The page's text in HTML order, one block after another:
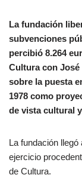
La fundación
subvenciones
percibió 8.264
Cultura con
sobre la puesta
1978 como
de vista cultural
La fundación
ejercicio
de Cultura.